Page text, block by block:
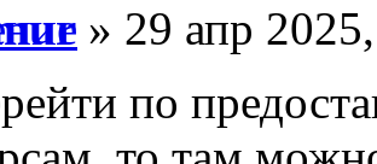
» 29 апр
по